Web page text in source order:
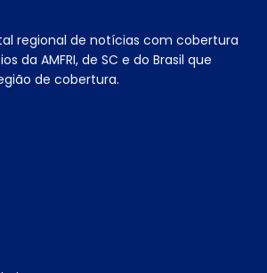
regional de notícias com cobertura
da AMFRI, de SC e do Brasil que
de cobertura.